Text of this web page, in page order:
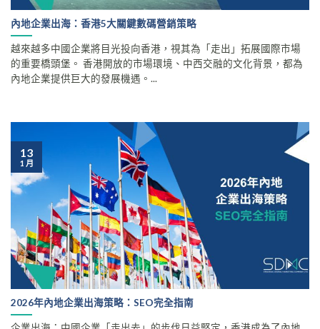
內地企業出海：香港5大關鍵數碼營銷策略
越來越多中國企業將目光投向香港，視其為「走出」拓展國際市場
的重要橋頭堡。 香港開放的市場環境、中西交融的文化背景，都為
內地企業提供巨大的發展機遇。...
2026年內地企業出海策略：SEO完全指南
13
1 月